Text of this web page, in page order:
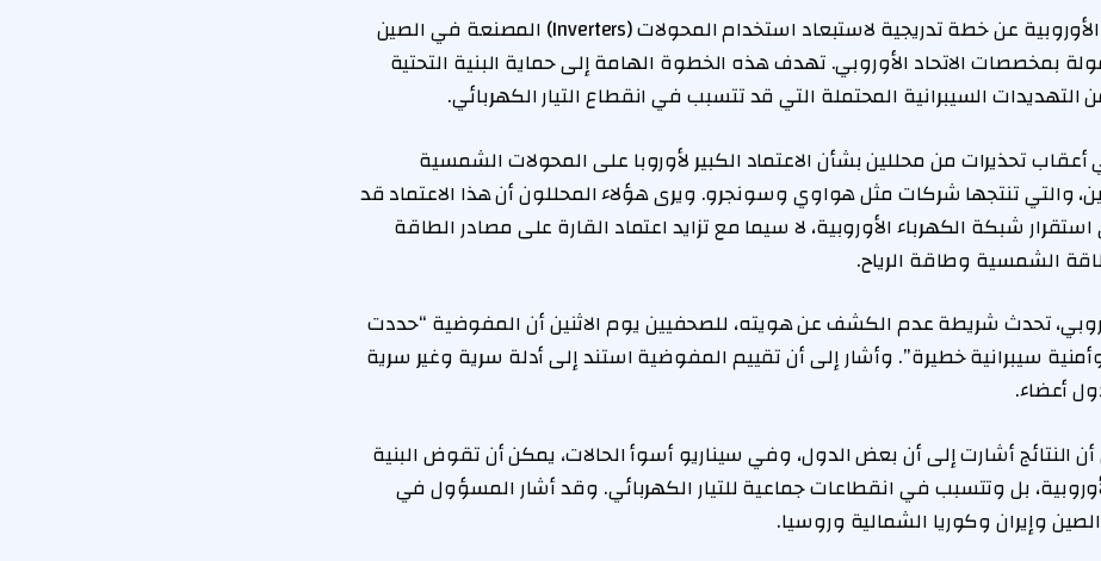
أعلنت المفوضية الأوروبية عن خطة تدريجية لاستبعاد استخدام المحولات (Inverters) المصنعة في الصين
بمخصصات الاتحاد الأوروبي. تهدف هذه الخطوة الهامة إلى حماية البنية التحتية
التهديدات السيبرانية المحتملة التي قد تتسبب في انقطاع التيار الكهربائي.
أعقاب تحذيرات من محللين بشأن الاعتماد الكبير لأوروبا على المحولات الشمسية
والتي تنتجها شركات مثل هواوي وسونجرو. ويرى هؤلاء المحللون أن هذا الاعتماد قد
شبكة الكهرباء الأوروبية، لا سيما مع تزايد اعتماد القارة على مصادر الطاقة
الشمسية وطاقة الرياح.
تحدث شريطة عدم الكشف عن هويته، للصحفيين يوم الاثنين أن المفوضية “حددت
سيبرانية خطيرة”. وأشار إلى أن تقييم المفوضية استند إلى أدلة سرية وغير سرية
أعضاء.
النتائج أشارت إلى أن بعض الدول، وفي سيناريو أسوأ الحالات، يمكن أن تقوض البنية
بل وتتسبب في انقطاعات جماعية للتيار الكهربائي. وقد أشار المسؤول في
وإيران وكوريا الشمالية وروسيا.